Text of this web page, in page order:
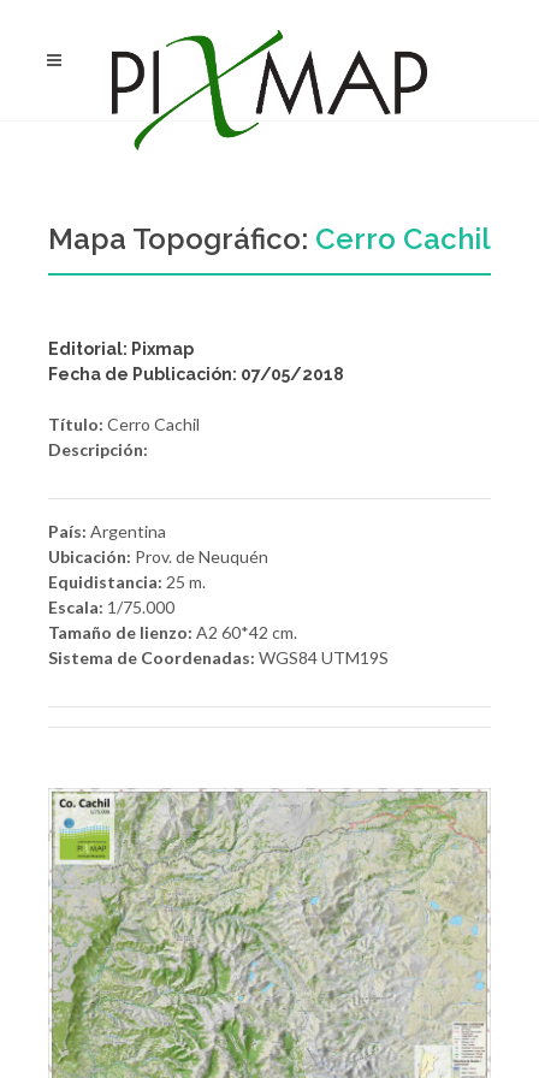
Mapa Topográfico: Cerro Cachil
Editorial: Pixmap
Fecha de Publicación: 07/05/2018
Título: Cerro Cachil
Descripción:
País: Argentina
Ubicación: Prov. de Neuquén
Equidistancia: 25 m.
Escala: 1/75.000
Tamaño de lienzo: A2 60*42 cm.
Sistema de Coordenadas: WGS84 UTM19S